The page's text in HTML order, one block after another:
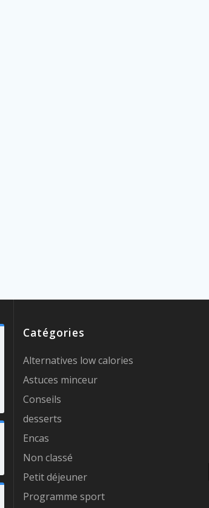
Catégories
Alternatives low calories
Astuces minceur
Conseils
desserts
Encas
Non classé
Petit déjeuner
Programme sport